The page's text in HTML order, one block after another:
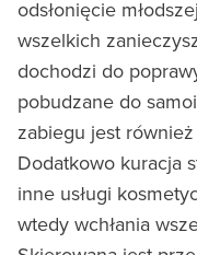
odsłonięcie
wszelkich
dochodzi do
pobudzane do
zabiegu jest
Dodatkowo kuracja
inne usługi
wtedy wchłania